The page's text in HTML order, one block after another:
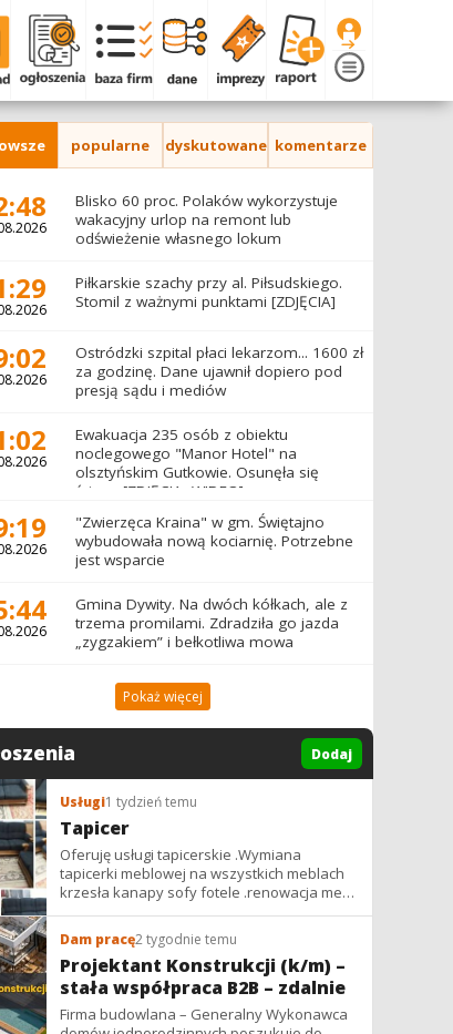
popularne dyskutowane komentarze
Blisko 60 proc. Polaków wykorzystuje
wakacyjny urlop na remont lub
odświeżenie własnego lokum
Piłkarskie szachy przy al. Piłsudskiego.
Stomil z ważnymi punktami [ZDJĘCIA]
Ostródzki szpital płaci lekarzom... 1600 zł
za godzinę. Dane ujawnił dopiero pod
presją sądu i mediów
Ewakuacja 235 osób z obiektu
noclegowego "Manor Hotel" na
olsztyńskim Gutkowie. Osunęła się
ściana [ZDJĘCIA, WIDEO]
"Zwierzęca Kraina" w gm. Świętajno
wybudowała nową kociarnię. Potrzebne
jest wsparcie
Gmina Dywity. Na dwóch kółkach, ale z
trzema promilami. Zdradziła go jazda
„zygzakiem” i bełkotliwa mowa
Pokaż więcej
Dodaj
Usługi1 tydzień temu
Tapicer
Oferuję usługi tapicerskie .Wymiana
tapicerki meblowej na wszystkich meblach
krzesła kanapy sofy fotele .renowacja mebli
vintage,PRL. glamur
Dam pracę2 tygodnie temu
Projektant Konstrukcji (k/m) –
stała współpraca B2B – zdalnie
Firma budowlana – Generalny Wykonawca